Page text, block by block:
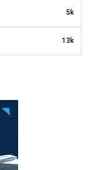
5k
13k